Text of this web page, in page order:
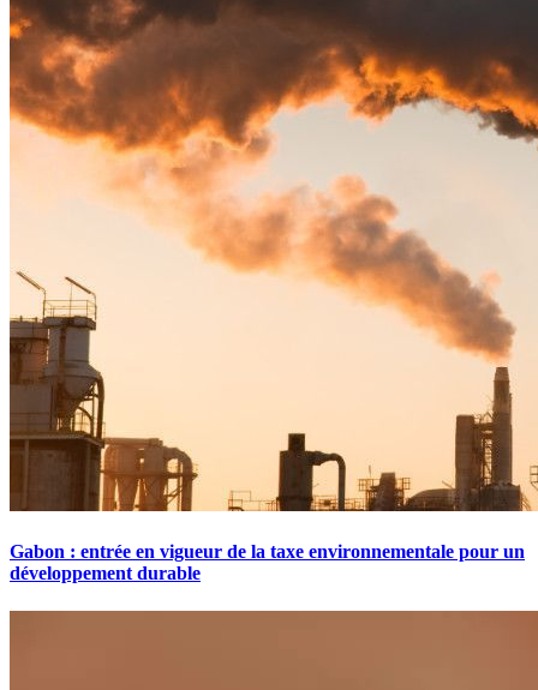
Gabon : entrée en vigueur de la taxe environnementale pour un
développement durable